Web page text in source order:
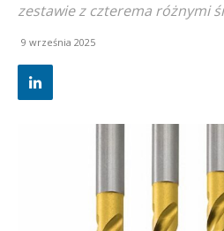
zestawie z czterema różnymi
9 września 2025